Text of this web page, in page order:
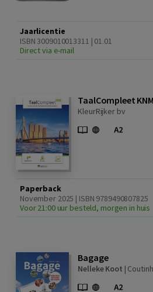
Jaarlicentie
ISBN 3009010013311 | 01.01
Direct via e-mail
TaalCompleet KNM
KleurRijker bv
Paperback
November 2025 | ISBN 9789490807825
Voor 21:00 uur besteld, morgen in huis
Bagage
Nelleke Koot |